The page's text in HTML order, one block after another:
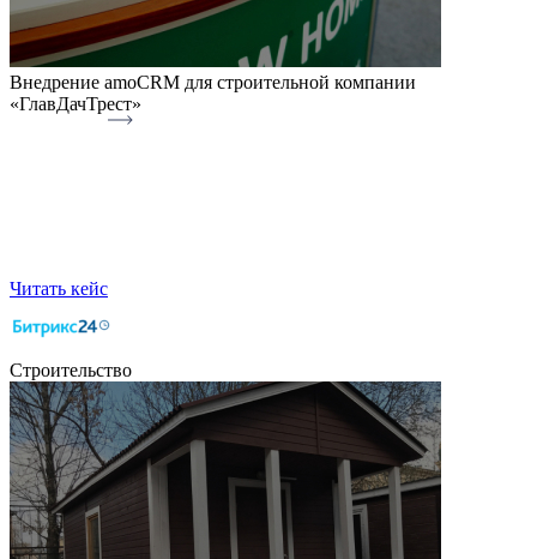
Внедрение amoCRM для строительной компании
«ГлавДачТрест»
Читать кейс
Строительство